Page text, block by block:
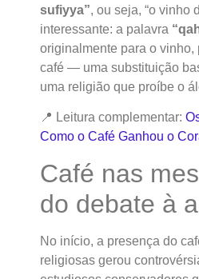
sufiyya”, ou seja, “o vinho
interessante: a palavra
originalmente para o vinho,
café — uma substituição
uma religião que proíbe o
📍 Leitura complementar:
Como o Café Ganhou o
Café nas
do debate à
No início, a presença do
religiosas gerou